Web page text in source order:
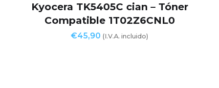
Kyocera TK5405C cian – Tóner
Compatible 1T02Z6CNL0
€45,90 (I.V.A. incluido)